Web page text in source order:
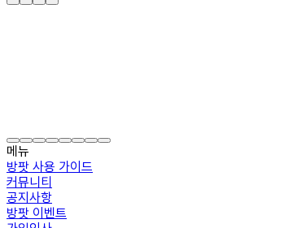
메뉴
방팟 사용 가이드
커뮤니티
공지사항
방팟 이벤트